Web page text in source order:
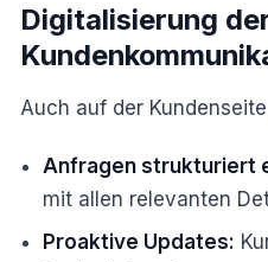
Digitalisierung
Auch auf der
Anfragen strukturiert
mit allen relevanten
Proaktive Updates: